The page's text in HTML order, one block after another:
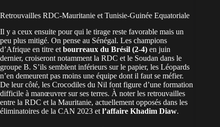
Retrouvailles RDC-Mauritanie et Tunisie-Guinée Equatoriale
Il y a ceux ensuite pour qui le tirage reste favorable mais un
peu plus mitigé. On pense au Sénégal. Les champions
d’Afrique en titre et bourreaux du Brésil (2-4) en juin
dernier, croiseront notamment la RDC et le Soudan dans le
groupe B. S’ils semblent inférieurs sur le papier, les Léopards
n’en demeurent pas moins une équipe dont il faut se méfier.
De leur côté, les Crocodiles du Nil font figure d’une formation
difficile à manœuvrer sur ses terres. À noter les retrouvailles
entre la RDC et la Mauritanie, actuellement opposés dans les
éliminatoires de la CAN 2023 et l’affaire Khadim Diaw.